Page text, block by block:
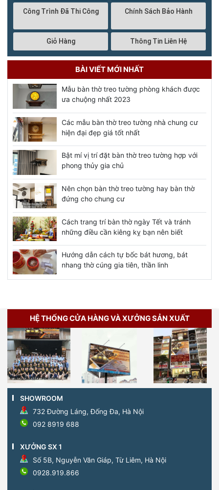
Công Trình Đã Thi Công Chính Sách Bảo Hành
Giỏ Hàng Thông Tin Liên Hệ
BÀI VIẾT MỚI NHẤT
Mẫu bàn thờ treo tường phòng khách được
ưa chuộng nhất 2023
Các mẫu bàn thờ treo tường nhà chung cư
hiện đại đẹp giá tốt nhất
Bật mí vị trí đặt bàn thờ treo tường hợp với
phong thủy gia chủ
Nên chọn bàn thờ treo tường hay bàn thờ
đứng cho chung cư
Cách trang trí bàn thờ ngày Tết và tránh
những điều cần kiêng kỵ bạn nên biết
Hướng dẫn cách tự bốc bát hương, bát
nhang thờ cúng gia tiên, thần linh
HỆ THỐNG CỬA HÀNG VÀ XƯỞNG SẢN XUẤT
SHOWROOM
732 Đường Láng, Đống Đa, Hà Nội
092 8919 688
XƯỞNG SX 1
Số 5B, Nguyễn Văn Giáp, Từ Liêm, Hà Nội
0928.919.866